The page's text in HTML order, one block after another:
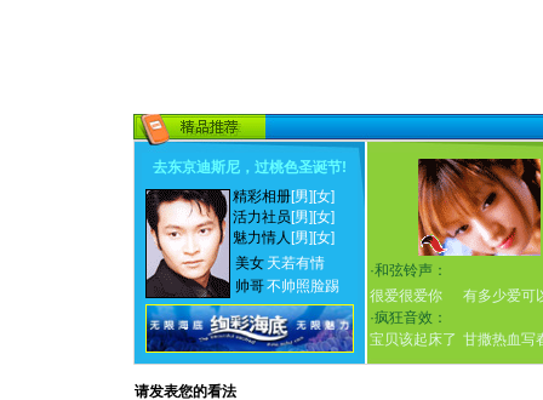
去东京迪斯尼，过桃色圣诞节!
精彩相册[男] [女]
活力社员 [男] [女]
魅力情人 [男] [女]
美女 天若有情
帅哥不帅照脸踢
·和弦铃声：
很爱很爱你
有多少爱可
·疯狂音效：
宝贝该起床了 甘撒热血写
请发表您的看法